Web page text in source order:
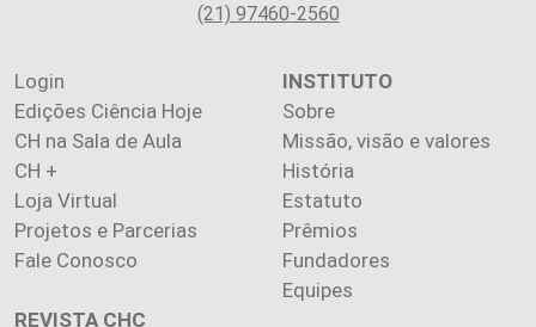
(21) 97460-2560
Login
Edições Ciência Hoje
CH na Sala de Aula
CH +
Loja Virtual
Projetos e Parcerias
Fale Conosco
INSTITUTO
Sobre
Missão, visão e valores
História
Estatuto
Prêmios
Fundadores
Equipes
REVISTA CHC